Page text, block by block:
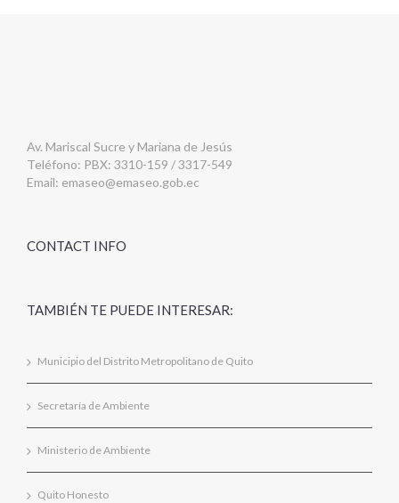
Av. Mariscal Sucre y Mariana de Jesús
Teléfono: PBX: 3310-159 / 3317-549
Email: emaseo@emaseo.gob.ec
CONTACT INFO
TAMBIÉN TE PUEDE INTERESAR:
Municipio del Distrito Metropolitano de Quito
Secretaría de Ambiente
Ministerio de Ambiente
Quito Honesto